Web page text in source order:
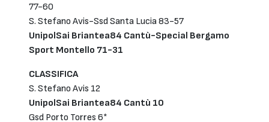
77-60
S. Stefano Avis-Ssd Santa Lucia 83-57
UnipolSai Briantea84 Cantù-Special Bergamo
Sport Montello 71-31
CLASSIFICA
S. Stefano Avis 12
UnipolSai Briantea84 Cantù 10
Gsd Porto Torres 6*